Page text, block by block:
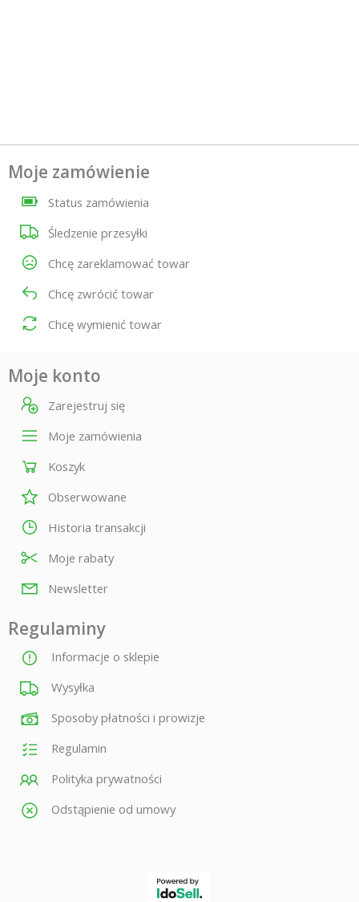
Moje zamówienie
Status zamówienia
Śledzenie przesyłki
Chcę zareklamować towar
Chcę zwrócić towar
Chcę wymienić towar
Moje konto
Zarejestruj się
Moje zamówienia
Koszyk
Obserwowane
Historia transakcji
Moje rabaty
Newsletter
Regulaminy
Informacje o sklepie
Wysyłka
Sposoby płatności i prowizje
Regulamin
Polityka prywatności
Odstąpienie od umowy